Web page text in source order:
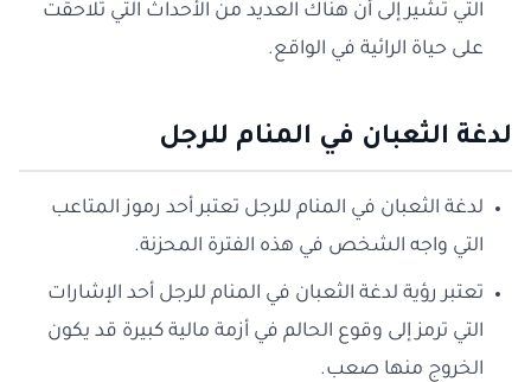
التي تشير إلى أن هناك العديد من الأحداث التي تلاحقت
على حياة الرائية في الواقع.
لدغة الثعبان في المنام للرجل
لدغة الثعبان في المنام للرجل تعتبر أحد رموز المتاعب
التي واجه الشخص في هذه الفترة المحزنة.
تعتبر رؤية لدغة الثعبان في المنام للرجل أحد الإشارات
التي ترمز إلى وقوع الحالم في أزمة مالية كبيرة قد يكون
الخروج منها صعب.